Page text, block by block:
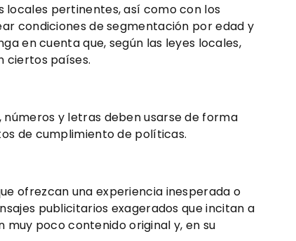
locales pertinentes, así como con los
condiciones de segmentación por edad y
en cuenta que, según las leyes locales,
ciertos países.
y letras deben usarse de forma
de cumplimiento de políticas.
ofrezcan una experiencia inesperada o
publicitarios exagerados que incitan a
muy poco contenido original y, en su